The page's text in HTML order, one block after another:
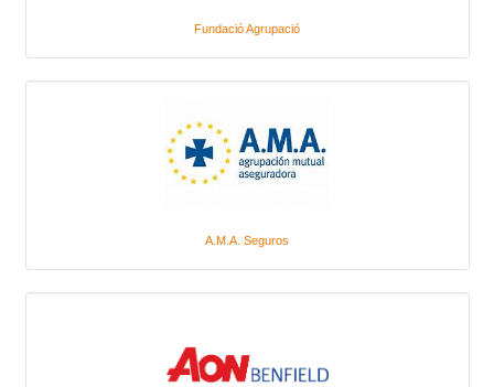
Fundació Agrupació
A.M.A. Seguros